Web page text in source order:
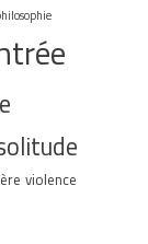
violence